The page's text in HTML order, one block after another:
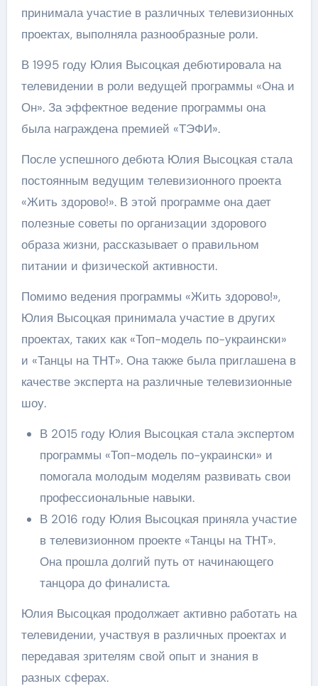
принимала участие в различных телевизионных
проектах, выполняла разнообразные роли.
В 1995 году Юлия Высоцкая дебютировала на
телевидении в роли ведущей программы «Она и
Он». За эффектное ведение программы она
была награждена премией «ТЭФИ».
После успешного дебюта Юлия Высоцкая стала
постоянным ведущим телевизионного проекта
«Жить здорово!». В этой программе она дает
полезные советы по организации здорового
образа жизни, рассказывает о правильном
питании и физической активности.
Помимо ведения программы «Жить здорово!»,
Юлия Высоцкая принимала участие в других
проектах, таких как «Топ-модель по-украински»
и «Танцы на ТНТ». Она также была приглашена в
качестве эксперта на различные телевизионные
шоу.
В 2015 году Юлия Высоцкая стала экспертом
программы «Топ-модель по-украински» и
помогала молодым моделям развивать свои
профессиональные навыки.
В 2016 году Юлия Высоцкая приняла участие
в телевизионном проекте «Танцы на ТНТ».
Она прошла долгий путь от начинающего
танцора до финалиста.
Юлия Высоцкая продолжает активно работать на
телевидении, участвуя в различных проектах и
передавая зрителям свой опыт и знания в
разных сферах.